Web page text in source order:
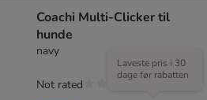
Coachi Multi-Clicker til
hunde
navy
Laveste pris i 30
dage før rabatten
Not rated